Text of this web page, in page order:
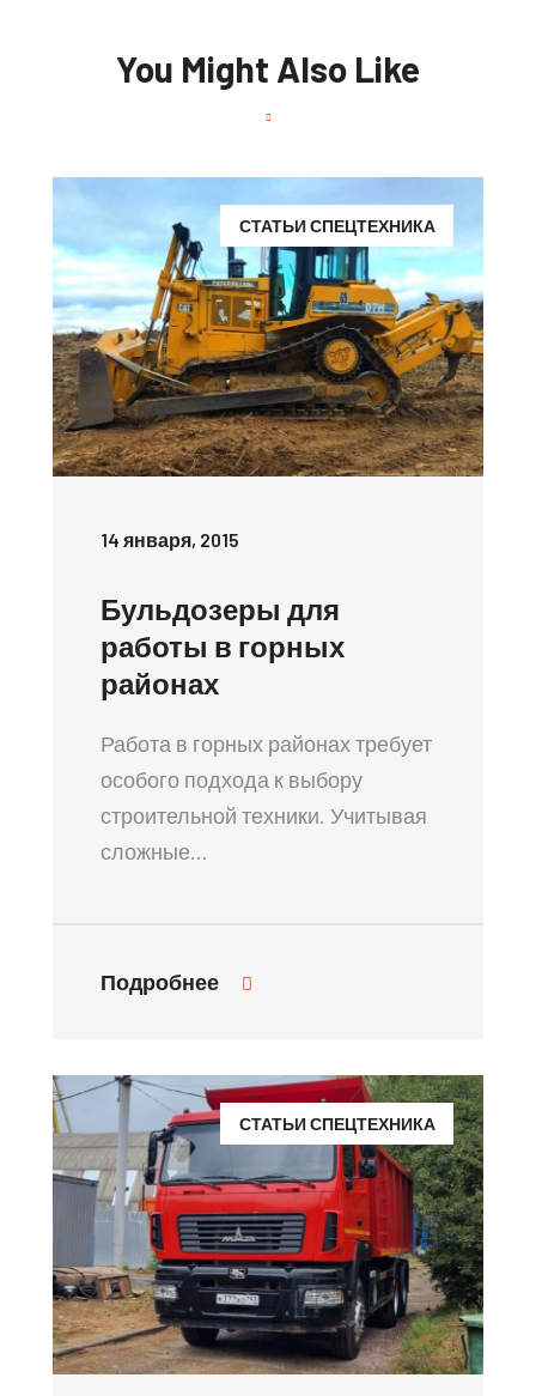
You Might Also Like
СТАТЬИ СПЕЦТЕХНИКА
14 января, 2015
Бульдозеры для
работы в горных
районах
Работа в горных районах требует
особого подхода к выбору
строительной техники. Учитывая
сложные…
Подробнее
СТАТЬИ СПЕЦТЕХНИКА